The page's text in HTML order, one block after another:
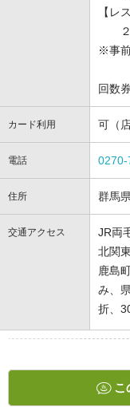
【レ
２
※事
回数
カード利用 可（
電話
住所 群馬
交通アクセス
JR両
北関
鹿島
み、
折、
こ